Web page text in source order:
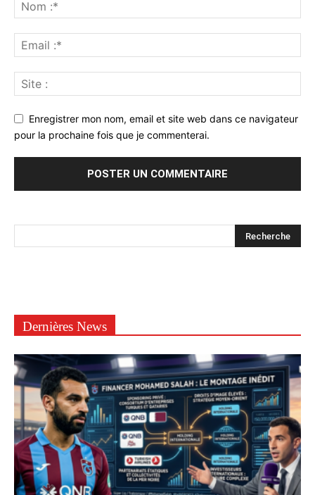
Enregistrer mon nom, email et site web dans ce navigateur
pour la prochaine fois que je commenterai.
Dernières News